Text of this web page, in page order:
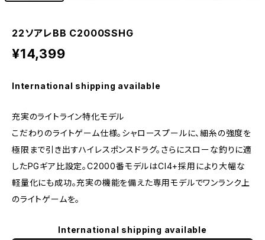
22ソアレBB C2000SSHG
¥14,399
International shipping available
充実のライトライン特化モデル
こだわりのライトゲーム仕様。シャロースプールに、細糸の強度を
極限まで引き出すハイレスポンスドラグ。さらにスローな釣りに適
したPGギア比設定。C2000番モデルはCI4+採用により大幅な
軽量化にも成功。充実の機能を備えた専用モデルでワンランク上
のライトゲームを。
International shipping available